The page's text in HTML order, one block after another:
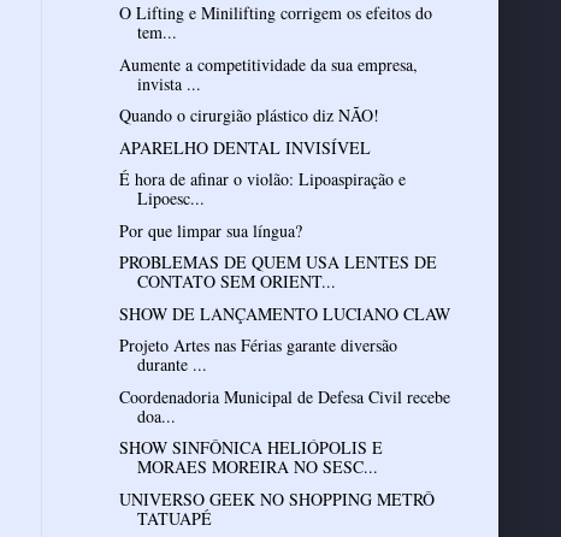
O Lifting e Minilifting corrigem os efeitos do
tem...
Aumente a competitividade da sua empresa,
invista ...
Quando o cirurgião plástico diz NÃO!
APARELHO DENTAL INVISÍVEL
É hora de afinar o violão: Lipoaspiração e
Lipoesc...
Por que limpar sua língua?
PROBLEMAS DE QUEM USA LENTES DE
CONTATO SEM ORIENT...
SHOW DE LANÇAMENTO LUCIANO CLAW
Projeto Artes nas Férias garante diversão
durante ...
Coordenadoria Municipal de Defesa Civil recebe
doa...
SHOW SINFÔNICA HELIÓPOLIS E
MORAES MOREIRA NO SESC...
UNIVERSO GEEK NO SHOPPING METRÔ
TATUAPÉ